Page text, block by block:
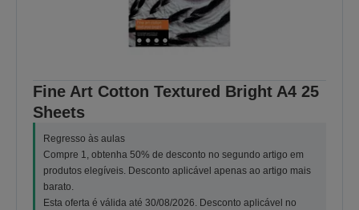
Fine Art Cotton Textured Bright A4 25
Sheets
Regresso às aulas
Compre 1, obtenha 50% de desconto no segundo artigo em
produtos elegíveis. Desconto aplicável apenas ao artigo mais
barato.
Esta oferta é válida até 30/08/2026. Desconto aplicável no